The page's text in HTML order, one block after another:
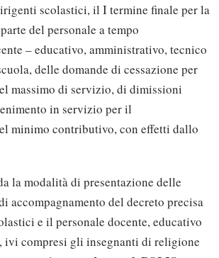
scolastici, il I termine finale per la
del personale a tempo
– educativo, amministrativo, tecnico
delle domande di cessazione per
massimo di servizio, di dimissioni
in servizio per il
minimo contributivo, con effetti dallo
la modalità di presentazione delle
accompagnamento del decreto precisa
e il personale docente, educativo
ivi compresi gli insegnanti di religione